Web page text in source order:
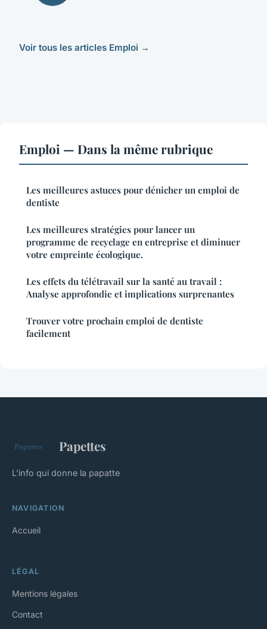
Voir tous les articles Emploi →
Emploi — Dans la même rubrique
Les meilleures astuces pour dénicher un emploi de
dentiste
Les meilleures stratégies pour lancer un
programme de recyclage en entreprise et diminuer
votre empreinte écologique.
Les effets du télétravail sur la santé au travail :
Analyse approfondie et implications surprenantes
Trouver votre prochain emploi de dentiste
facilement
Papettes
L'info qui donne la papatte
NAVIGATION
Accueil
LÉGAL
Mentions légales
Contact